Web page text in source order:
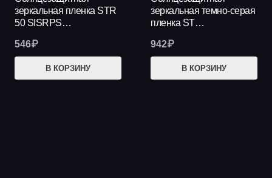
зеркальная пленка STR
50 SISRPS…
546₽
В КОРЗИНУ
зеркальная темно-серая
пленка ST…
942₽
В КОРЗИНУ